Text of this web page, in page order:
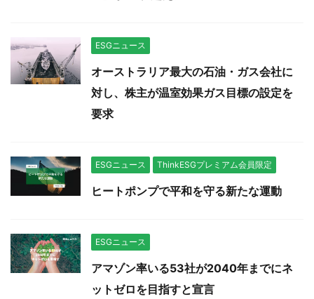
ESGニュース
オーストラリア最大の石油・ガス会社に
対し、株主が温室効果ガス目標の設定を
要求
ESGニュース ThinkESGプレミアム会員限定
ヒートポンプで平和を守る新たな運動
ESGニュース
アマゾン率いる53社が2040年までにネ
ットゼロを目指すと宣言